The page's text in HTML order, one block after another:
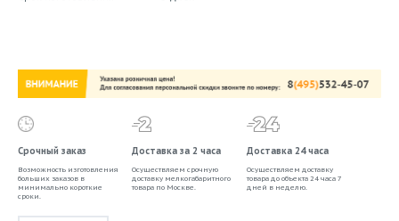
Срочный заказ
Возможность изготовления
больших заказов в
минимально короткие
сроки.
Доставка за 2 часа
Осуществляем срочную
доставку мелкогабаритного
товара по Москве.
Доставка 24 часа
Осуществляем доставку
товара до объекта 24 часа 7
дней в неделю.